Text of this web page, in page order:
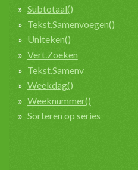
Subtotaal()
Tekst.Samenvoegen()
Uniteken()
Vert.Zoeken
Tekst.Samenv
Weekdag()
Weeknummer()
Sorteren op series